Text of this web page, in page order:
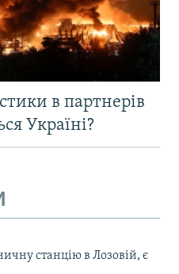
в партнерів
Україні?
станцію в Лозовій, є